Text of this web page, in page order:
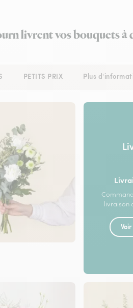
livrent vos bouquets
PETITS PRIX Plus
livraison